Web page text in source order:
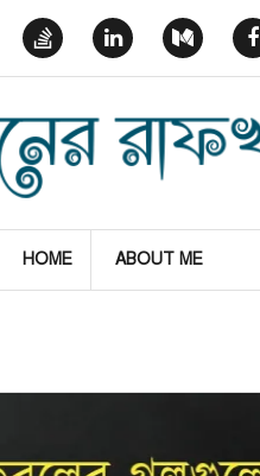
HOME ABOUT ME